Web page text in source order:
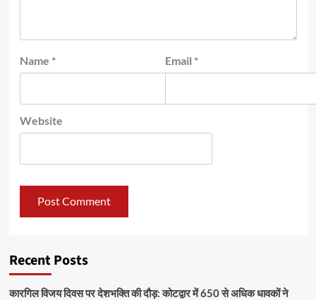
Name * Email *
Website
Recent Posts
कारगिल विजय दिवस पर देशभक्ति की दौड़: कोटद्वार में 650 से अधिक धावकों ने